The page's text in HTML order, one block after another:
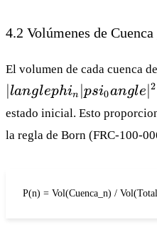
4.2 Volúmenes de
El volumen de cada cuenca
∣langlephin ∣psi0angle∣2
estado inicial. Esto
la regla de Born (FRC-100-
P(n) = Vol(Cuenca_n) /